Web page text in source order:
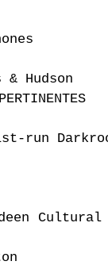
& Hudson
run